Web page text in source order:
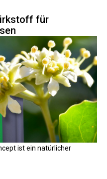
für
ist ein natürlicher